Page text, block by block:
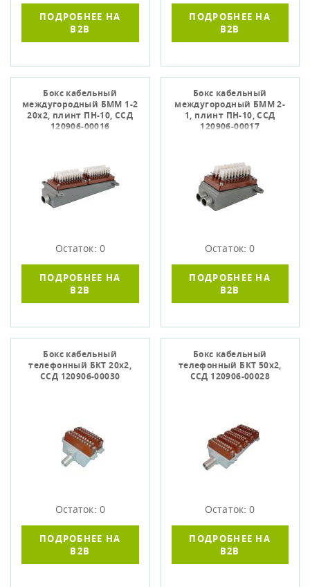
ПОДРОБНЕЕ НА
B2B
ПОДРОБНЕЕ НА
B2B
Бокс кабельный
междугородный БММ 1-2
20х2, плинт ПН-10, ССД
120906-00016
Остаток: 0
ПОДРОБНЕЕ НА
B2B
Бокс кабельный
междугородный БММ 2-
1, плинт ПН-10, ССД
120906-00017
Остаток: 0
ПОДРОБНЕЕ НА
B2B
Бокс кабельный
телефонный БКТ 20х2,
ССД 120906-00030
Остаток: 0
ПОДРОБНЕЕ НА
B2B
Бокс кабельный
телефонный БКТ 50х2,
ССД 120906-00028
Остаток: 0
ПОДРОБНЕЕ НА
B2B